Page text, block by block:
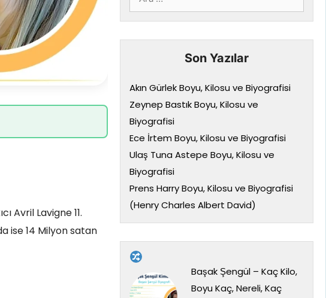
Avril Lavigne 11.
ise 14 Milyon satan
ara
Son Yazılar
Akın Gürlek Boyu, Kilosu ve Biyografisi
Zeynep Bastık Boyu, Kilosu ve
Biyografisi
Ece İrtem Boyu, Kilosu ve Biyografisi
Ulaş Tuna Astepe Boyu, Kilosu ve
Biyografisi
Prens Harry Boyu, Kilosu ve Biyografisi
(Henry Charles Albert David)
Başak Şengül – Kaç Kilo,
Boyu Kaç, Nereli, Kaç